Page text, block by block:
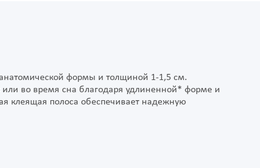
формы и толщиной 1-1,5 см.
во время сна благодаря удлиненной* форме и
клеящая полоса обеспечивает надежную